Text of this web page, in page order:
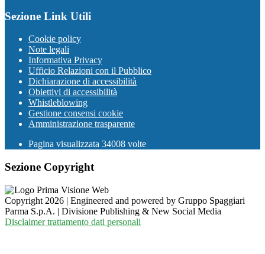
Sezione Link Utili
Cookie policy
Note legali
Informativa Privacy
Ufficio Relazioni con il Pubblico
Dichiarazione di accessibilità
Obiettivi di accessibilità
Whistleblowing
Gestione consensi cookie
Amministrazione trasparente
Pagina visualizzata 34008 volte
Sezione Copyright
Copyright 2026 | Engineered and powered by Gruppo Spaggiari
Parma S.p.A. | Divisione Publishing & New Social Media
Disclaimer trattamento dati personali